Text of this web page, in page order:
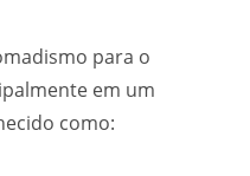
para o
em um
como: